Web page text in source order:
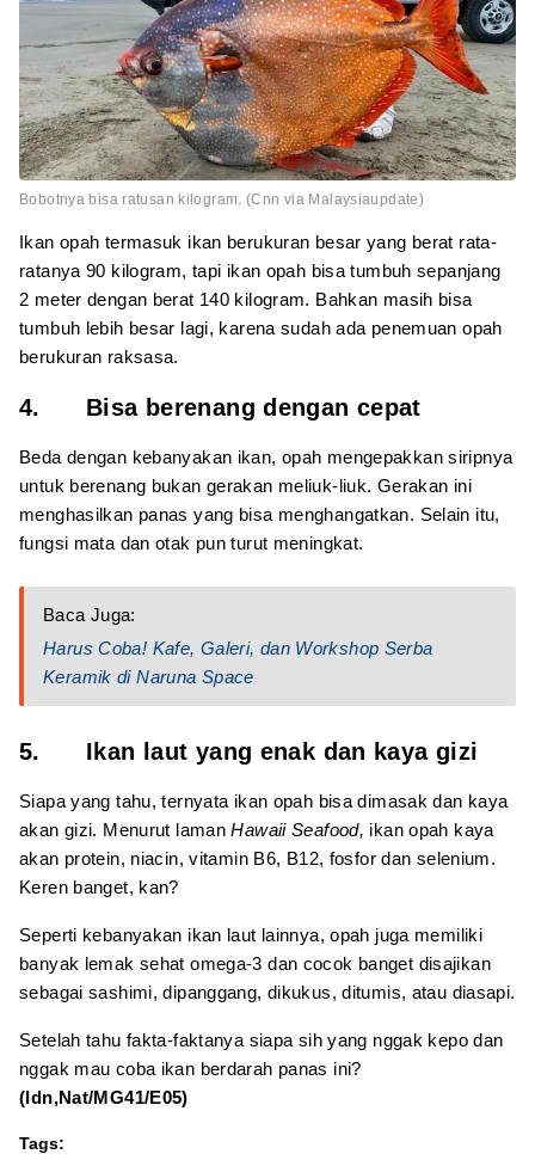
Bobotnya bisa ratusan kilogram. (Cnn via Malaysiaupdate)
Ikan opah termasuk ikan berukuran besar yang berat rata-
ratanya 90 kilogram, tapi ikan opah bisa tumbuh sepanjang
2 meter dengan berat 140 kilogram. Bahkan masih bisa
tumbuh lebih besar lagi, karena sudah ada penemuan opah
berukuran raksasa.
4. Bisa berenang dengan cepat
Beda dengan kebanyakan ikan, opah mengepakkan siripnya
untuk berenang bukan gerakan meliuk-liuk. Gerakan ini
menghasilkan panas yang bisa menghangatkan. Selain itu,
fungsi mata dan otak pun turut meningkat.
Baca Juga:
Harus Coba! Kafe, Galeri, dan Workshop Serba
Keramik di Naruna Space
5. Ikan laut yang enak dan kaya gizi
Siapa yang tahu, ternyata ikan opah bisa dimasak dan kaya
akan gizi. Menurut lamanHawaii Seafood, ikan opah kaya
akan protein, niacin, vitamin B6, B12, fosfor dan selenium.
Keren banget, kan?
Seperti kebanyakan ikan laut lainnya, opah juga memiliki
banyak lemak sehat omega-3 dan cocok banget disajikan
sebagai sashimi, dipanggang, dikukus, ditumis, atau diasapi.
Setelah tahu fakta-faktanya siapa sih yang nggak kepo dan
nggak mau coba ikan berdarah panas ini?
(Idn,Nat/MG41/E05)
Tags: